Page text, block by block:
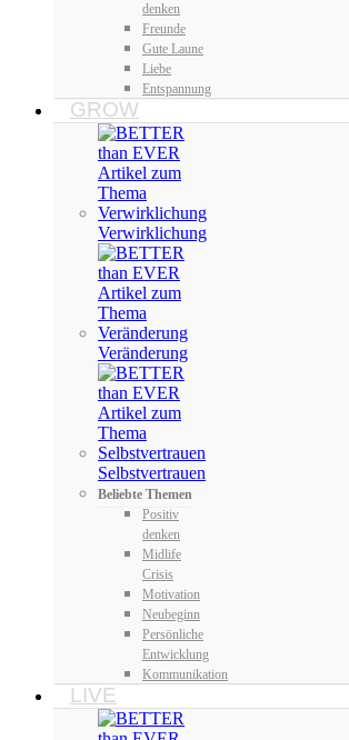
denken
Freunde
Gute Laune
Liebe
Entspannung
GROW
Verwirklichung
Veränderung
Selbstvertrauen
Beliebte Themen
Positiv
denken
Midlife
Crisis
Motivation
Neubeginn
Persönliche
Entwicklung
Kommunikation
LIVE